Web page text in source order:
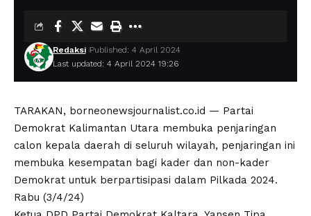
Last updated: 4 April 2024 19:26
Redaksi Published: 4 April 2024
TARAKAN, borneonewsjournalist.co.id — Partai
Demokrat Kalimantan Utara membuka penjaringan
calon kepala daerah di seluruh wilayah, penjaringan ini
membuka kesempatan bagi kader dan non-kader
Demokrat untuk berpartisipasi dalam Pilkada 2024.
Rabu (3/4/24)